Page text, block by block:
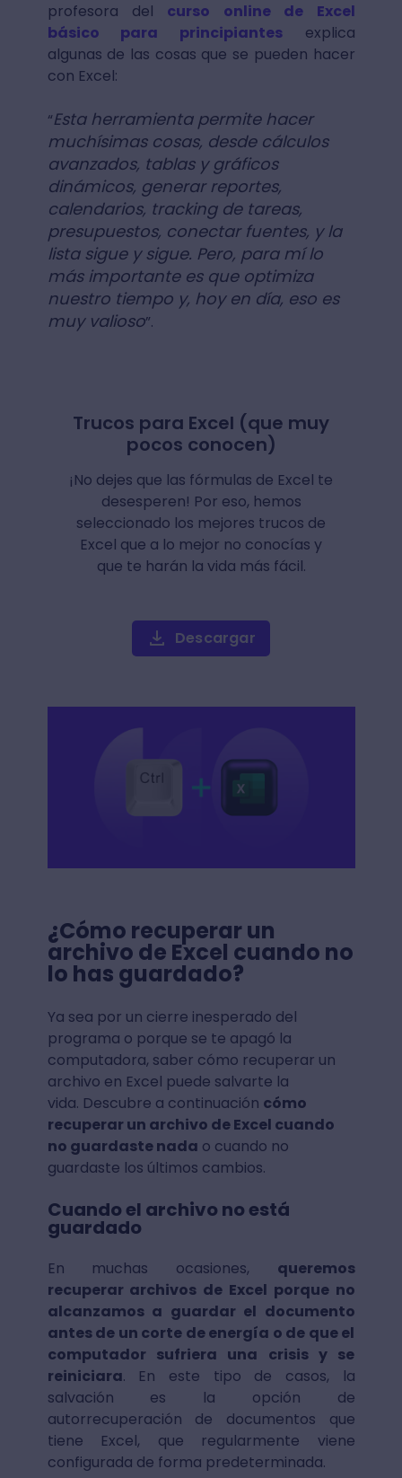
profesora del curso online de Excel
básico para principiantesexplica
algunas de las cosas que se pueden hacer
con Excel:
“Esta herramienta permite hacer
muchísimas cosas, desde cálculos
avanzados, tablas y gráficos
dinámicos, generar reportes,
calendarios, tracking de tareas,
presupuestos, conectar fuentes, y la
lista sigue y sigue. Pero, para mí lo
más importante es que optimiza
nuestro tiempo y, hoy en día, eso es
muy valioso”.
Trucos para Excel (que muy
pocos conocen)
¡No dejes que las fórmulas de Excel te
desesperen! Por eso, hemos
seleccionado los mejores trucos de
Excel que a lo mejor no conocías y
que te harán la vida más fácil.
Descargar
¿Cómo recuperar un
archivo de Excel cuando no
lo has guardado?
Ya sea por un cierre inesperado del
programa o porque se te apagó la
computadora, saber cómo recuperar un
archivo en Excel puede salvarte la
vida. Descubre a continuación cómo
recuperar un archivo de Excel cuando
no guardaste nada o cuando no
guardaste los últimos cambios.
Cuando el archivo no está
guardado
En muchas ocasiones, queremos
recuperar archivos de Excel porque no
alcanzamos a guardar el documento
antes de un corte de energía o de que el
computador sufriera una crisis y se
reiniciara. En este tipo de casos, la
salvación es la opción de
autorrecuperación de documentos que
tiene Excel, que regularmente viene
configurada de forma predeterminada.